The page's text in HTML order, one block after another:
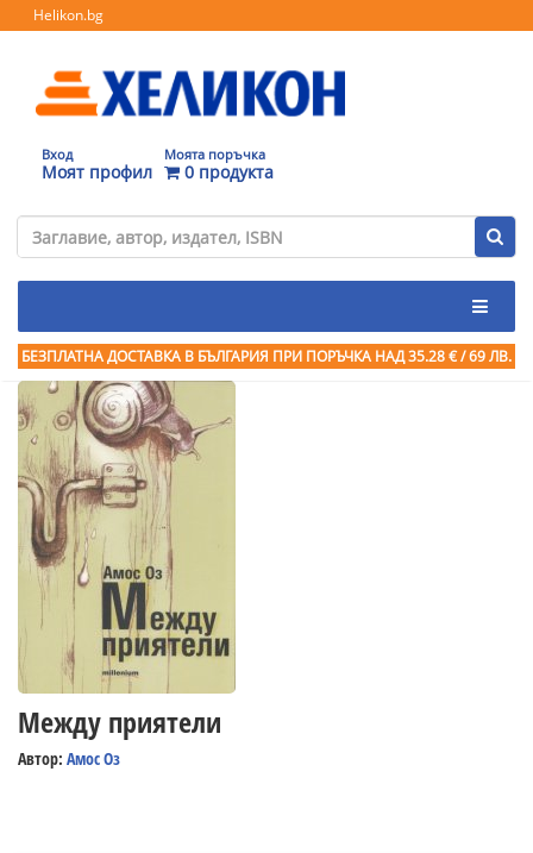
Helikon.bg
Вход
Моят профил
Моята поръчка
0 продукта
БЕЗПЛАТНА ДОСТАВКА В БЪЛГАРИЯ ПРИ ПОРЪЧКА НАД 35.28 € / 69 ЛВ.
Между приятели
Автор: Амос Оз